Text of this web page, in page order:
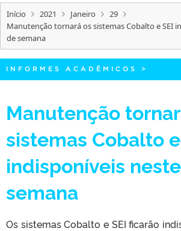
PORTARIAS
TELEFONES
Início 2021 Janeiro
29
Manutenção tornará os sistemas Cobalto e SEI
de semana
INFORMES ACADÊMICOS >
Manutenção
sistemas Cobalto e
indisponíveis
semana
Os sistemas Cobalto e SEI ficarão